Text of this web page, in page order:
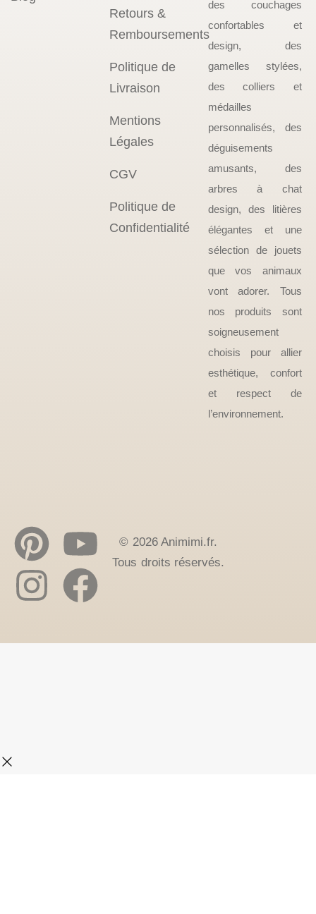
Retours &
Remboursements
Politique de
Livraison
Mentions
Légales
CGV
Politique de
Confidentialité
des couchages
confortables et
design, des
gamelles stylées,
des colliers et
médailles
personnalisés, des
déguisements
amusants, des
arbres à chat
design, des litières
élégantes et une
sélection de jouets
que vos animaux
vont adorer. Tous
nos produits sont
soigneusement
choisis pour allier
esthétique, confort
et respect de
l’environnement.
© 2026 Animimi.fr.
Tous droits réservés.